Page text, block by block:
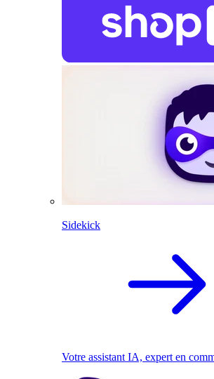
Sidekick
Votre assistant IA, expert en